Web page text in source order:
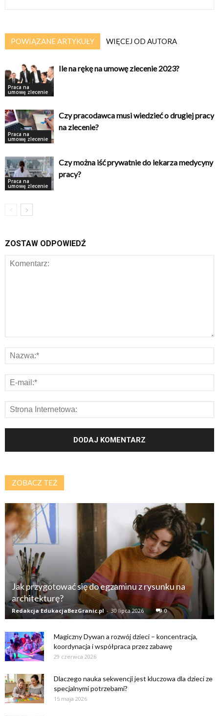
POWIĄZANE ARTYKUŁY WIĘCEJ OD AUTORA
Praca na
umowę zlecenie
Ile na rękę na umowę zlecenie 2023?
Praca na
umowę zlecenie
Czy pracodawca musi wiedzieć o drugiej pracy
na zlecenie?
Praca na
umowę zlecenie
Czy można iść prywatnie do lekarza medycyny
pracy?
ZOSTAW ODPOWIEDŹ
ZOBACZ TEŻ
Jak przygotować się do egzaminu z rysunku na
architekturę?
Redakcja EdukacjaBezGranic.pl - 30 lipca 2026 0
Magiczny Dywan a rozwój dzieci – koncentracja,
koordynacja i współpraca przez zabawę
29 czerwca 2026
Dlaczego nauka sekwencji jest kluczowa dla dzieci ze
specjalnymi potrzebami?
15 maja 2026